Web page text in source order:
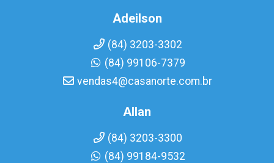
Adeilson
(84) 3203-3302
(84) 99106-7379
vendas4@casanorte.com.br
Allan
(84) 3203-3300
(84) 99184-9532